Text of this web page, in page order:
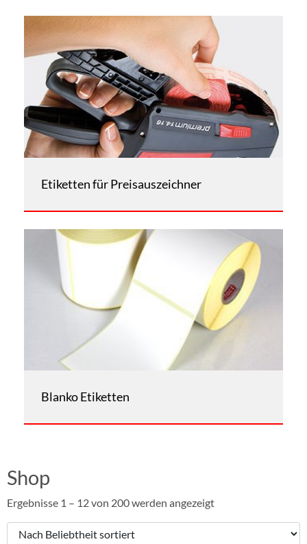
Etiketten für Preisauszeichner
Blanko Etiketten
Shop
Ergebnisse 1 – 12 von 200 werden angezeigt